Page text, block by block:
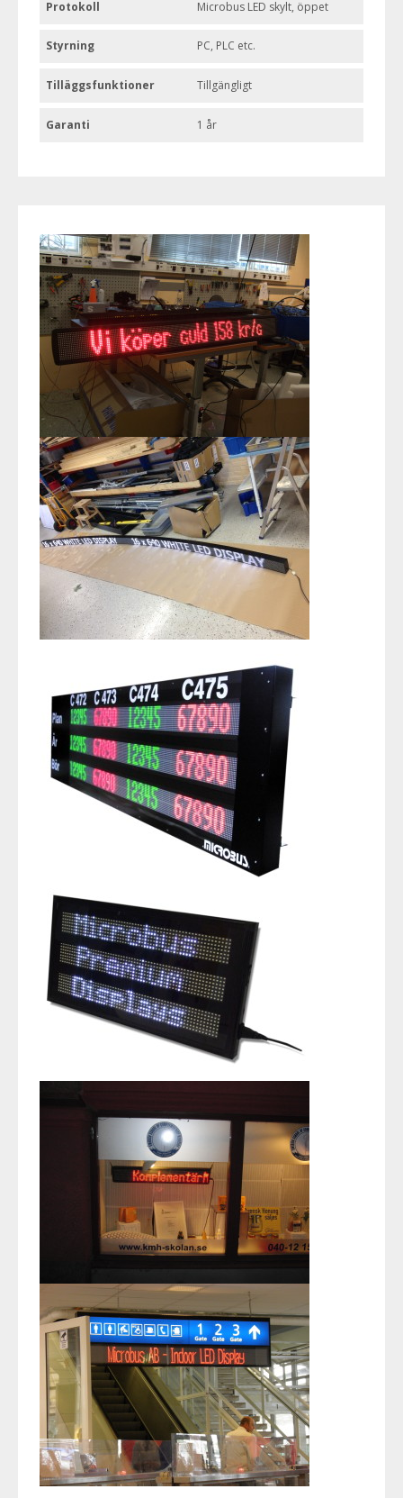
Protokoll Microbus LED skylt, öppet
Styrning PC, PLC etc.
Tilläggsfunktioner Tillgängligt
Garanti 1 år